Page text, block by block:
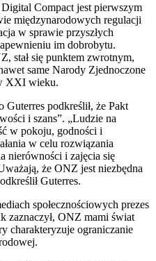
Compact jest pierwszym
międzynarodowych regulacji
w sprawie przyszłych
im dobrobytu.
stał się punktem zwrotnym,
same Narody Zjednoczone
XXI wieku.
podkreślił, że Pakt
i szans”. „Ludzie na
w pokoju, godności i
w celu rozwiązania
nierówności i zajęcia się
że ONZ jest niezbędna
Guterres.
społecznościowych prezes
zaznaczył, ONZ mami świat
charakteryzuje ograniczanie